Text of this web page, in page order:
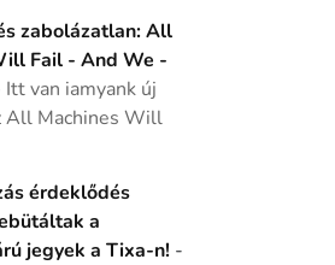
zabolázatlan: All
Fail - And We -
Itt van iamyank új
All Machines Will
érdeklődés
a
jegyek a Tixa-n! -